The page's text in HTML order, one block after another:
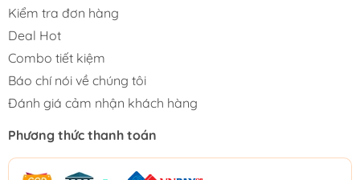
Kiểm tra đơn hàng
Deal Hot
Combo tiết kiệm
Báo chí nói về chúng tôi
Đánh giá cảm nhận khách hàng
Phương thức thanh toán